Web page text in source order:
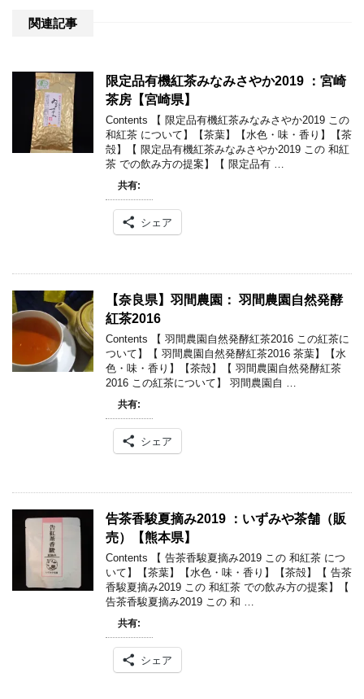
関連記事
限定品有機紅茶みなみさやか2019 ：宮崎
茶房【宮崎県】
Contents 【 限定品有機紅茶みなみさやか2019 この
和紅茶 について】【茶葉】【水色・味・香り】【茶
殻】【 限定品有機紅茶みなみさやか2019 この 和紅
茶 での飲み方の提案】【 限定品有 …
共有:
シェア
【奈良県】羽間農園： 羽間農園自然発酵
紅茶2016
Contents 【 羽間農園自然発酵紅茶2016 この紅茶に
ついて】【 羽間農園自然発酵紅茶2016 茶葉】【水
色・味・香り】【茶殻】【 羽間農園自然発酵紅茶
2016 この紅茶について】 羽間農園自 …
共有:
シェア
告茶香駿夏摘み2019 ：いずみや茶舗（販
売）【熊本県】
Contents 【 告茶香駿夏摘み2019 この 和紅茶 につ
いて】【茶葉】【水色・味・香り】【茶殻】【 告茶
香駿夏摘み2019 この 和紅茶 での飲み方の提案】【
告茶香駿夏摘み2019 この 和 …
共有:
シェア